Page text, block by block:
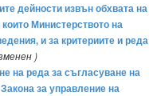
дейности извън обхвата на
Министерството на
и за критериите и реда
)
на реда за съгласуване на
за управление на